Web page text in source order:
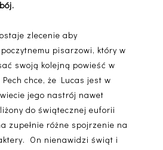
zlecenie aby
pisarzowi, który w
swoją kolejną powieść w
chce, że Lucas jest w
jego nastrój nawet
do świątecznej euforii
zupełnie różne spojrzenie na
On nienawidzi świąt i